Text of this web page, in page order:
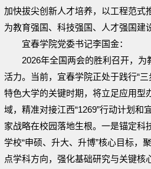
加快拔尖创新人才培养，以工程范式
为教育强国、科技强国、人才强国建
宜春学院党委书记李国金：
2026年全国两会的胜利召开，
活力。当前，宜春学院正处于践行“三
特色大学的关键时期，将立足应用型
域，精准对接江西“1269”行动计划和
家战略在校园落地生根。一是锚定科
学校“申硕、升大、升博”核心目标，
点学科方向，强化基础研究与关键核